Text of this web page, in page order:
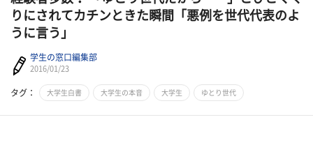
りにされてカチンときた瞬間「悪例を世代代表のよ
うに言う」
学生の窓口編集部
2016/01/23
タグ： 大学生白書 大学生の本音 大学生 ゆとり世代